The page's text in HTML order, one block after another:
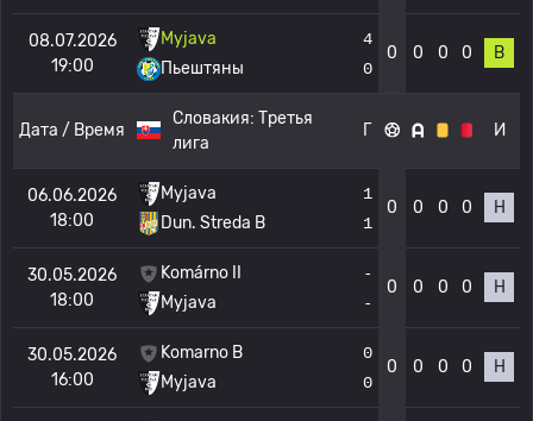
08.07.2026
19:00
Myjava
Пьештяны
4
0
0 0 0 0 В
Дата / Время
Словакия: Третья
лига
Г И
06.06.2026
18:00
Myjava
Dun. Streda B
1
1
0 0 0 0 Н
30.05.2026
18:00
Komárno II
Myjava
-
-
0 0 0 0 Н
30.05.2026
16:00
Komarno B
Myjava
0
0
0 0 0 0 Н